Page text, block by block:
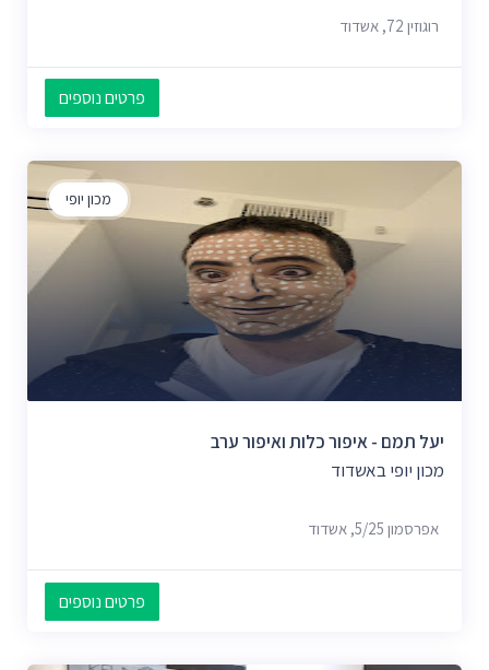
רוגוזין 72, אשדוד
פרטים נוספים
מכון יופי
יעל תמם - איפור כלות ואיפור ערב
מכון יופי באשדוד
אפרסמון 5/25, אשדוד
פרטים נוספים